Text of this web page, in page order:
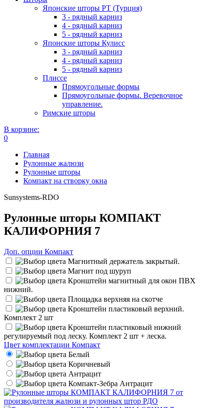
Японские шторы РТ (Турция)
3 - рядный карниз
4 - рядный карниз
5 - рядный карниз
Японские шторы Кулисс
3 - рядный карниз
4 - рядный карниз
5 - рядный карниз
Плиссе
Прямоугольные формы
Прямоугольные формы. Веревочное
управление.
Римские шторы
В корзине:
0
Главная
Рулонные жалюзи
Рулонные шторы
Компакт на створку окна
Sunsystems-RDO
Рулонные шторы КОМПАКТ
КАЛИФОРНИЯ 7
Доп. опции Компакт
Магнитный держатель закрытый.
Магнит под шуруп
Кронштейн магнитный для окон ПВХ
нижний.
Площадка верхняя на скотче
Кронштейн пластиковый верхний.
Комплект 2 шт
Кронштейн пластиковый нижний
регулируемый под леску. Комплект 2 шт + леска.
Цвет комплектации Компакт
Белый
Коричневый
Антрацит
Компакт-Зебра Антрацит